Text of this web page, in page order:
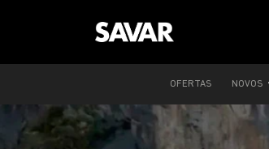
OFERTAS NOVOS